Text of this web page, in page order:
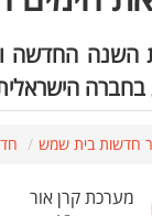
השנה החדשה
חדשות בית שמש
מערכת קרן אור